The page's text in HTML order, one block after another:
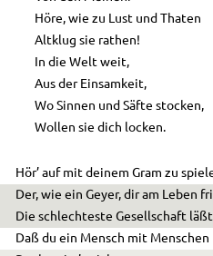
Höre, wie zu Lust und Thaten
Altklug sie rathen!
In die Welt weit,
Aus der Einsamkeit,
Wo Sinnen und Säfte stocken,
Wollen sie dich locken.
Hör’ auf mit deinem Gram zu
Der, wie ein Geyer, dir am Leben
Die schlechteste Gesellschaft
Daß du ein Mensch mit Menschen